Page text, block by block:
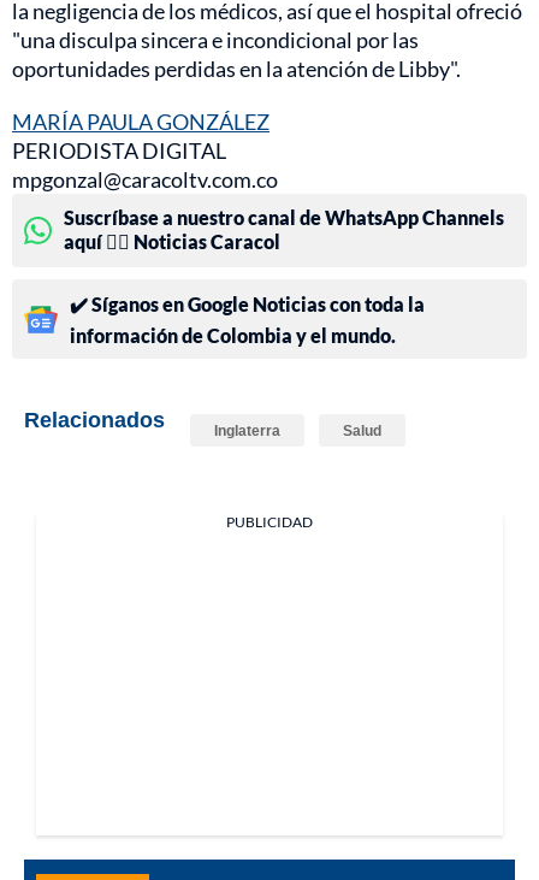
la negligencia de los médicos, así que el hospital ofreció
"una disculpa sincera e incondicional por las
oportunidades perdidas en la atención de Libby".
MARÍA PAULA GONZÁLEZ
PERIODISTA DIGITAL
mpgonzal@caracoltv.com.co
Suscríbase a nuestro canal de WhatsApp Channels
aquí 👉🏻 Noticias Caracol
✔️ Síganos en Google Noticias con toda la
información de Colombia y el mundo.
Relacionados Inglaterra Salud
PUBLICIDAD